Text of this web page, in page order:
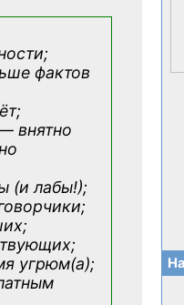
фактов
внятно
(и лабы!);
угрюм(а);